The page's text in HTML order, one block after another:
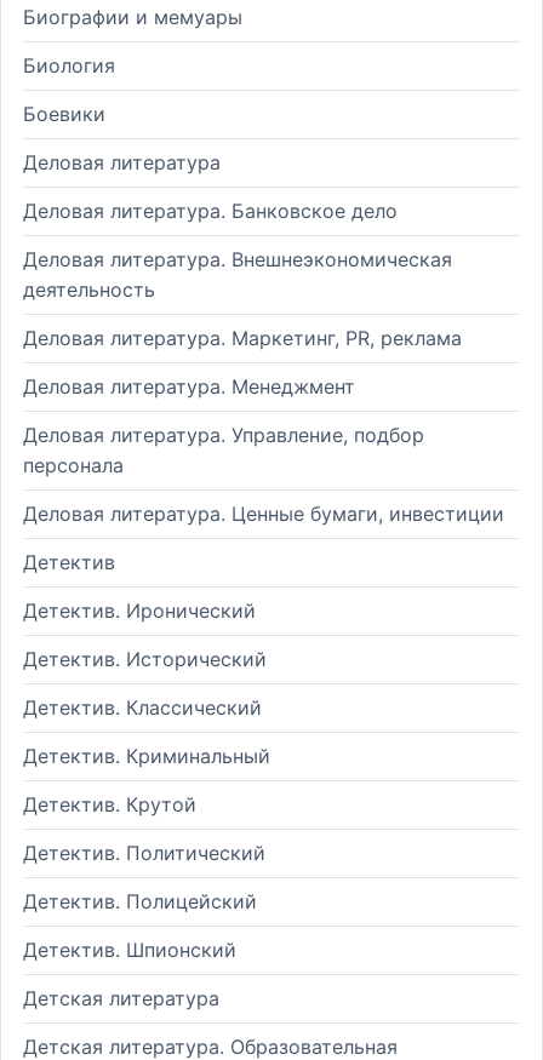
Биографии и мемуары
Биология
Боевики
Деловая литература
Деловая литература. Банковское дело
Деловая литература. Внешнеэкономическая
деятельность
Деловая литература. Маркетинг, PR, реклама
Деловая литература. Менеджмент
Деловая литература. Управление, подбор
персонала
Деловая литература. Ценные бумаги, инвестиции
Детектив
Детектив. Иронический
Детектив. Исторический
Детектив. Классический
Детектив. Криминальный
Детектив. Крутой
Детектив. Политический
Детектив. Полицейский
Детектив. Шпионский
Детская литература
Детская литература. Образовательная